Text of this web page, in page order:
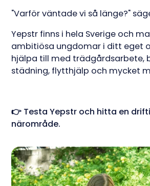
"Varför väntade vi så länge?"
Yepstr finns i hela Sverige och
ambitiösa ungdomar i ditt eget
hjälpa till med trädgårdsarbete,
städning, flytthjälp och mycket
👉 Testa Yepstr och hitta en
närområde.